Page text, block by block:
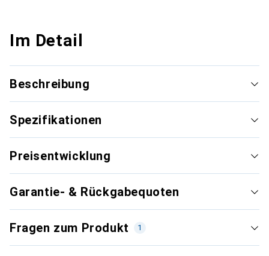
Im Detail
Beschreibung
Spezifikationen
Preisentwicklung
Garantie- & Rückgabequoten
Fragen zum Produkt 1